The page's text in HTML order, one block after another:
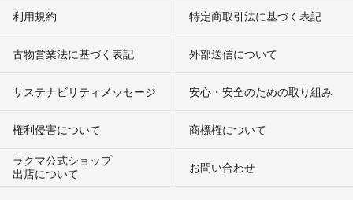
利用規約 特定商取引法に基づく表記
古物営業法に基づく表記 外部送信について
サステナビリティメッセージ 安心・安全のための取り組み
権利侵害について
商標権について
ラクマ公式ショップ
出店について
お問い合わせ